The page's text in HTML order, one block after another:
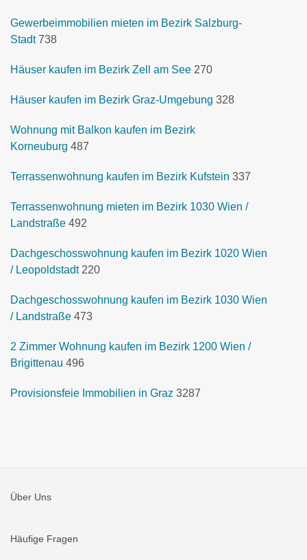
Gewerbeimmobilien mieten im Bezirk Salzburg-
Stadt 738
Häuser kaufen im Bezirk Zell am See 270
Häuser kaufen im Bezirk Graz-Umgebung 328
Wohnung mit Balkon kaufen im Bezirk
Korneuburg 487
Terrassenwohnung kaufen im Bezirk Kufstein 337
Terrassenwohnung mieten im Bezirk 1030 Wien /
Landstraße 492
Dachgeschosswohnung kaufen im Bezirk 1020 Wien
/ Leopoldstadt 220
Dachgeschosswohnung kaufen im Bezirk 1030 Wien
/ Landstraße 473
2 Zimmer Wohnung kaufen im Bezirk 1200 Wien /
Brigittenau 496
Provisionsfeie Immobilien in Graz 3287
Über Uns
Häufige Fragen